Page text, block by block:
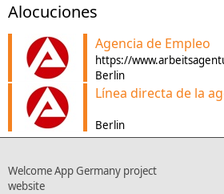
Alocuciones
Agencia de Empleo
https://
Berlin
Berlin
Welcome App Germany project
website